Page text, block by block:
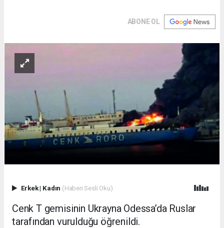
ABONE OL
Erkek| Kadın (Haberi Sesli Oku)
Cenk T gemisinin Ukrayna Odessa’da Ruslar
tarafından vurulduğu öğrenildi.